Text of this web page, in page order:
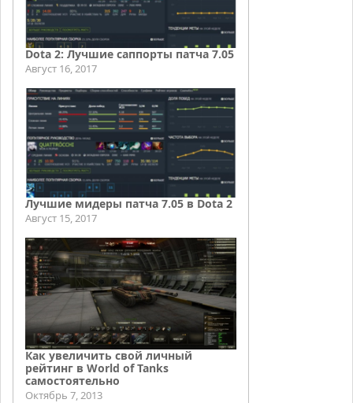
Dota 2: Лучшие саппорты патча 7.05
Август 16, 2017
Лучшие мидеры патча 7.05 в Dota 2
Август 15, 2017
Как увеличить свой личный
рейтинг в World of Tanks
самостоятельно
Октябрь 7, 2013